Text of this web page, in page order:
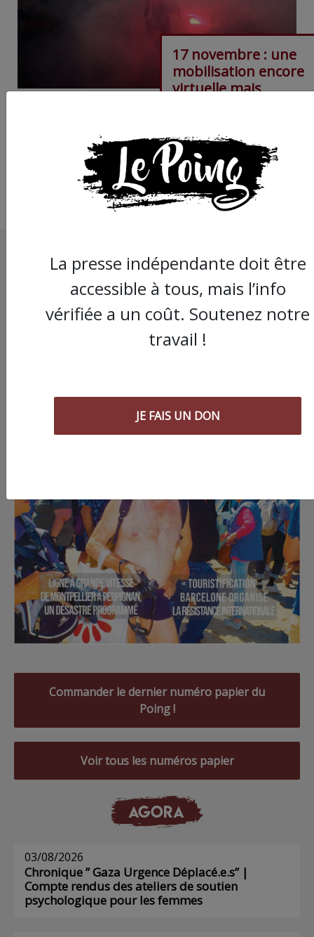
17 novembre : une
mobilisation encore
virtuelle mais
Commander le dernier numéro papier du
Poing !
Voir tous les numéros papier
AGORA
03/08/2026
Chronique ” Gaza Urgence Déplacé.e.s” |
Compte rendus des ateliers de soutien
psychologique pour les femmes
La presse indépendante doit être
accessible à tous, mais l’info
vérifiée a un coût. Soutenez notre
travail !
JE FAIS UN DON